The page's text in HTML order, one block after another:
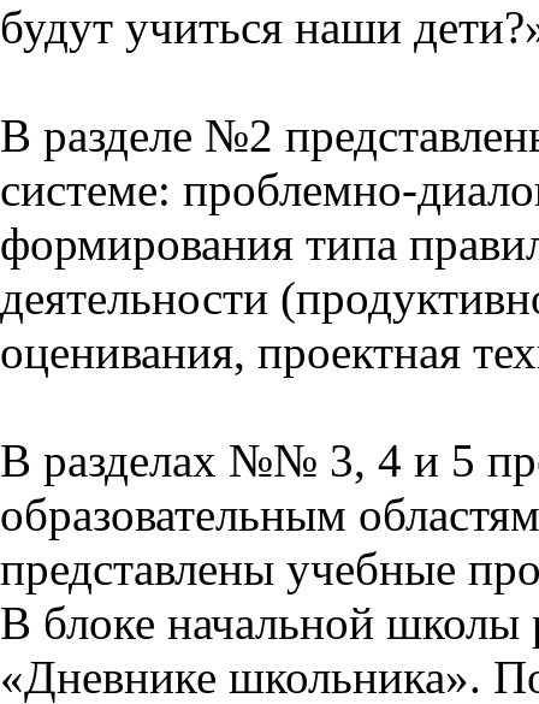
будут учиться наши
В разделе №2
системе: проблемно-
формирования типа
деятельности
оценивания, проектная
В разделах №№ 3, 4 и 5
образовательным
представлены учебные
В блоке начальной школы
«Дневнике школьника».